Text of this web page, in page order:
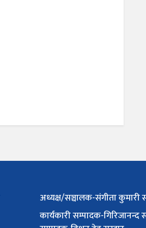
अध्यक्ष/सञ्चालक-संगीता कुमारी
कार्यकारी सम्पादक-गिरिजानन्द